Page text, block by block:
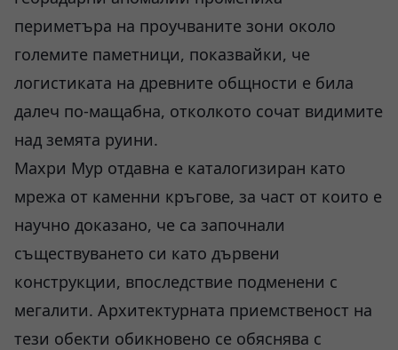
периметъра на проучваните зони около
големите паметници, показвайки, че
логистиката на древните общности е била
далеч по-мащабна, отколкото сочат видимите
над земята руини.
Махри Мур отдавна е каталогизиран като
мрежа от каменни кръгове, за част от които е
научно доказано, че са започнали
съществуването си като дървени
конструкции, впоследствие подменени с
мегалити. Архитектурната приемственост на
тези обекти обикновено се обяснява с